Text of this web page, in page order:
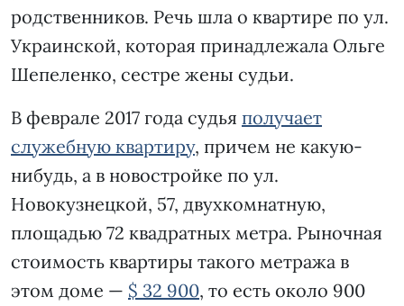
родственников. Речь шла о квартире по ул.
Украинской, которая принадлежала Ольге
Шепеленко, сестре жены судьи.
В феврале 2017 года судья получает
служебную квартиру, причем не какую-
нибудь, а в новостройке по ул.
Новокузнецкой, 57, двухкомнатную,
площадью 72 квадратных метра. Рыночная
стоимость квартиры такого метража в
этом доме — $ 32 900, то есть около 900